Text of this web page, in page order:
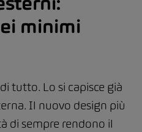
minimi
tutto. Lo si capisce già
Il nuovo design più
di sempre rendono il